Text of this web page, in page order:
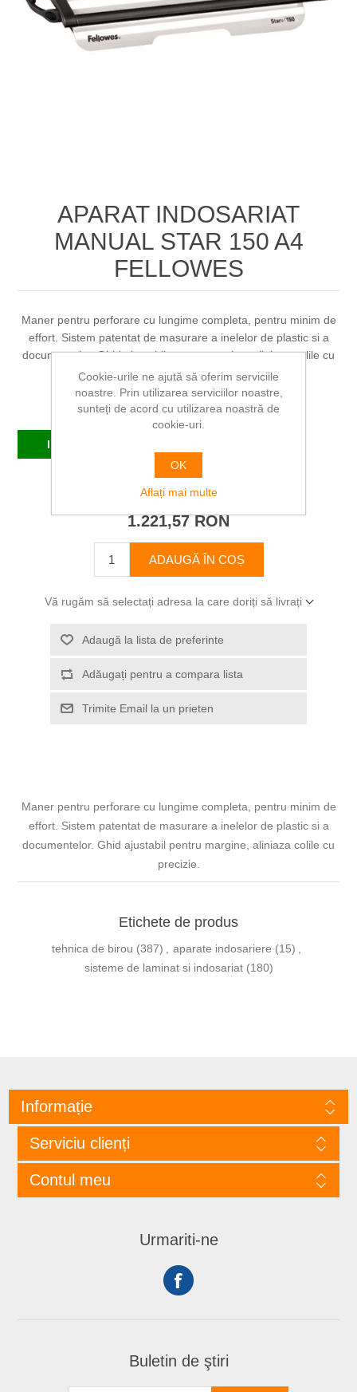
APARAT INDOSARIAT
MANUAL STAR 150 A4
FELLOWES
Maner pentru perforare cu lungime completa, pentru minim de
effort. Sistem patentat de masurare a inelelor de plastic si a
documentelor. Ghid ajustabil pentru margine, aliniaza colile cu
precizie.
Producător: FELLOWES
In stoc
SKU: FE5627501
1.221,57 RON
ADAUGĂ ÎN COȘ
Vă rugăm să selectați adresa la care doriți să livrați
Adaugă la lista de preferinte
Adăugați pentru a compara lista
Trimite Email la un prieten
Maner pentru perforare cu lungime completa, pentru minim de
effort. Sistem patentat de masurare a inelelor de plastic si a
documentelor. Ghid ajustabil pentru margine, aliniaza colile cu
precizie.
Etichete de produs
tehnica de birou (387) , aparate indosariere (15) ,
sisteme de laminat si indosariat (180)
Informație
Serviciu clienți
Contul meu
Urmariti-ne
Buletin de ştiri
Cookie-urile ne ajută să oferim serviciile
noastre. Prin utilizarea serviciilor noastre,
sunteți de acord cu utilizarea noastră de
cookie-uri.
OK
Aflați mai multe